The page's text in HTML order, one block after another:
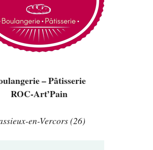
– Pâtisserie
ROC-Art’Pain
en-Vercors (26)